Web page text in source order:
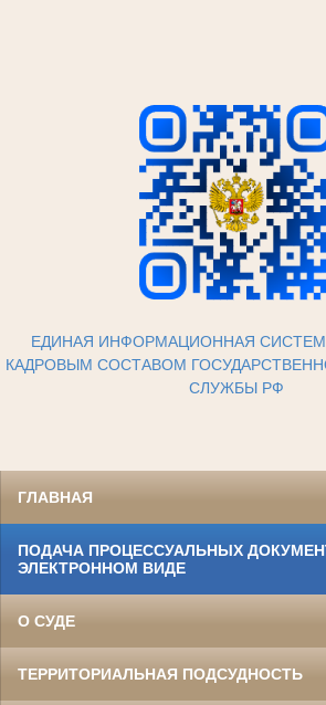
ЕДИНАЯ ИНФОРМАЦИОННАЯ
КАДРОВЫМ СОСТАВОМ
СЛУЖБЫ РФ
ГЛАВНАЯ
ПОДАЧА ПРОЦЕССУАЛЬНЫХ
ЭЛЕКТРОННОМ ВИДЕ
О СУДЕ
ТЕРРИТОРИАЛЬНАЯ ПОДСУДНОСТЬ